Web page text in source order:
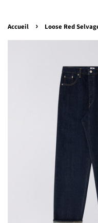
Accueil › Loose Red